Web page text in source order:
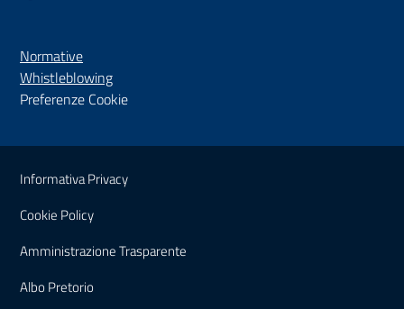
Normative
Whistleblowing(nuova scheda - new tab)
Preferenze Cookie
Sezione Link Utili
Informativa Privacy
Cookie Policy
Amministrazione Trasparente
Albo Pretorio